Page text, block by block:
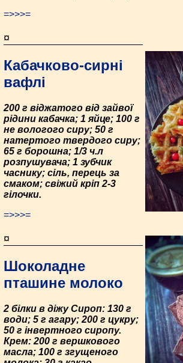
=>>>=
¤
Кабачково-сирні
вафлі
200 г віджатого від зайвої
рідини кабачка; 1 яйце; 100 г
не вологого сиру; 50 г
натертого твердого сиру;
65 г борошна; 1/3 ч.л
розпушувача; 1 зубчик
часнику; сіль, перець за
смаком; свіжий кріп 2-3
гілочки.
=>>>=
¤
Шоколадне
пташине молоко
2 білки в діжу Сироп: 130 г
води; 5 г агару; 200 г цукру;
50 г інвертного сиропу.
Крем: 200 г вершкового
масла; 100 г згущеного